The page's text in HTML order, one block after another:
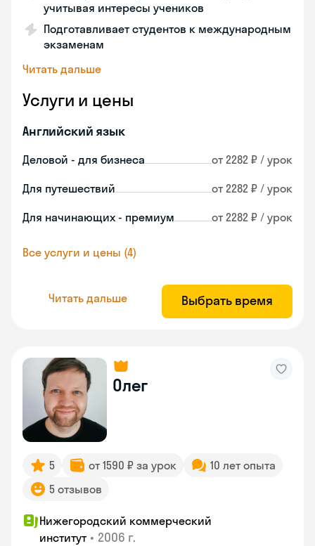
учитывая интересы учеников
Подготавливает студентов к международным
экзаменам
Читать дальше
Услуги и цены
Английский язык
Деловой - для бизнеса от 2282 ₽ / урок
Для путешествий от 2282 ₽ / урок
Для начинающих - премиум от 2282 ₽ / урок
Все услуги и цены (4)
Читать дальше Выбрать время
Олег
5 от 1590 ₽ за урок
10 лет опыта
5 отзывов
Нижегородский коммерческий
институт • 2006 г.